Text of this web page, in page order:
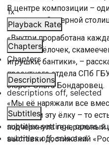
1x
Playback Rate
Chapters
Chapters
Descriptions
descriptions off, selected
Subtitles
subtitles settings, opens
subtitles off, selected
В центре композиции –
символов Северной
«Внутри проработана
мелочей: ёлочек,
игрушки, бантики», –
проектного отдела СПб
бюро» Ольга Бондаровец.
«Мы её наряжали все
наряжали эту ёлку – то
подчеркнула
выставки достижений